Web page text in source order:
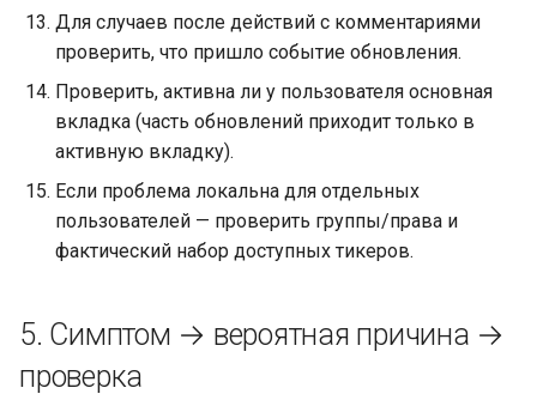
Для случаев после действий с комментариями
проверить, что пришло событие обновления.
Проверить, активна ли у пользователя основная
вкладка (часть обновлений приходит только в
активную вкладку).
Если проблема локальна для отдельных
пользователей — проверить группы/права и
фактический набор доступных тикеров.
5. Симптом → вероятная причина →
проверка